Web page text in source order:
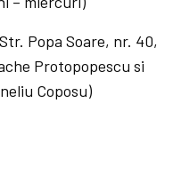
Popa Soare, nr. 40,
Protopopescu si
Coposu)